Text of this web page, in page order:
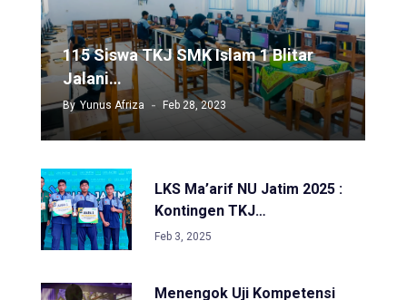
115 Siswa TKJ SMK Islam 1 Blitar
Jalani…
By Yunus Afriza Feb 28, 2023
LKS Ma’arif NU Jatim 2025 :
Kontingen TKJ…
Feb 3, 2025
Menengok Uji Kompetensi